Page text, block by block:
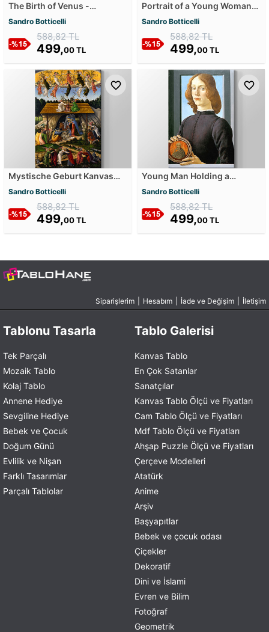
The Birth of Venus -
Venüs'ün Doğuşu - 1485
Kanvas Tablosu
Sandro Botticelli
588,82 TL
499,00 TL
Portrait of a Young Woman
Kanvas Tablosu
Sandro Botticelli
588,82 TL
499,00 TL
Mystische Geburt Kanvas
Sandro Botticelli
588,82 TL
499,00 TL
Young Man Holding a
Roundel Kanvas Tablosu
Sandro Botticelli
588,82 TL
499,00 TL
Siparişlerim Hesabım İade ve Değişim İletişim
Tablonu Tasarla
Tek Parçalı
Mozaik Tablo
Kolaj Tablo
Annene Hediye
Sevgiline Hediye
Bebek ve Çocuk
Doğum Günü
Evlilik ve Nişan
Farklı Tasarımlar
Parçalı Tablolar
Tablo Galerisi
Kanvas Tablo
En Çok Satanlar
Sanatçılar
Kanvas Tablo Ölçü ve Fiyatları
Cam Tablo Ölçü ve Fiyatları
Mdf Tablo Ölçü ve Fiyatları
Ahşap Puzzle Ölçü ve Fiyatları
Çerçeve Modelleri
Atatürk
Anime
Arşiv
Başyapıtlar
Bebek ve çocuk odası
Çiçekler
Dekoratif
Dini ve İslami
Evren ve Bilim
Fotoğraf
Geometrik